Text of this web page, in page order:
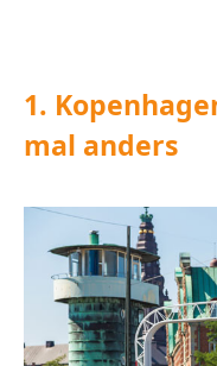
1.
mal anders